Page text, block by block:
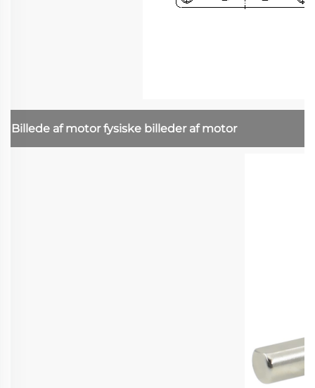
Billede af motorfysiske billeder af motor